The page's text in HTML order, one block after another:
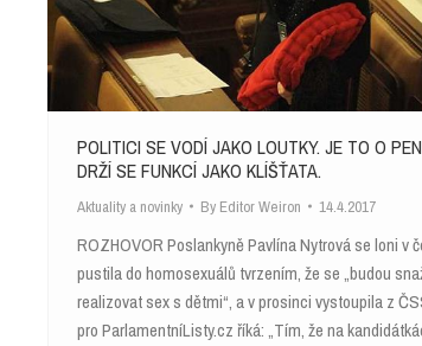
POLITICI SE VODÍ JAKO LOUTKY. JE TO O
DRŽÍ SE FUNKCÍ JAKO KLÍŠŤATA.
Aktuality a novinky By Editor Weiron 14.4.2017
ROZHOVOR Poslankyně Pavlína Nytrová se loni v
pustila do homosexuálů tvrzením, že se „budou
realizovat sex s dětmi“, a v prosinci vystoupila z
pro ParlamentníListy.cz říká: „Tím, že na